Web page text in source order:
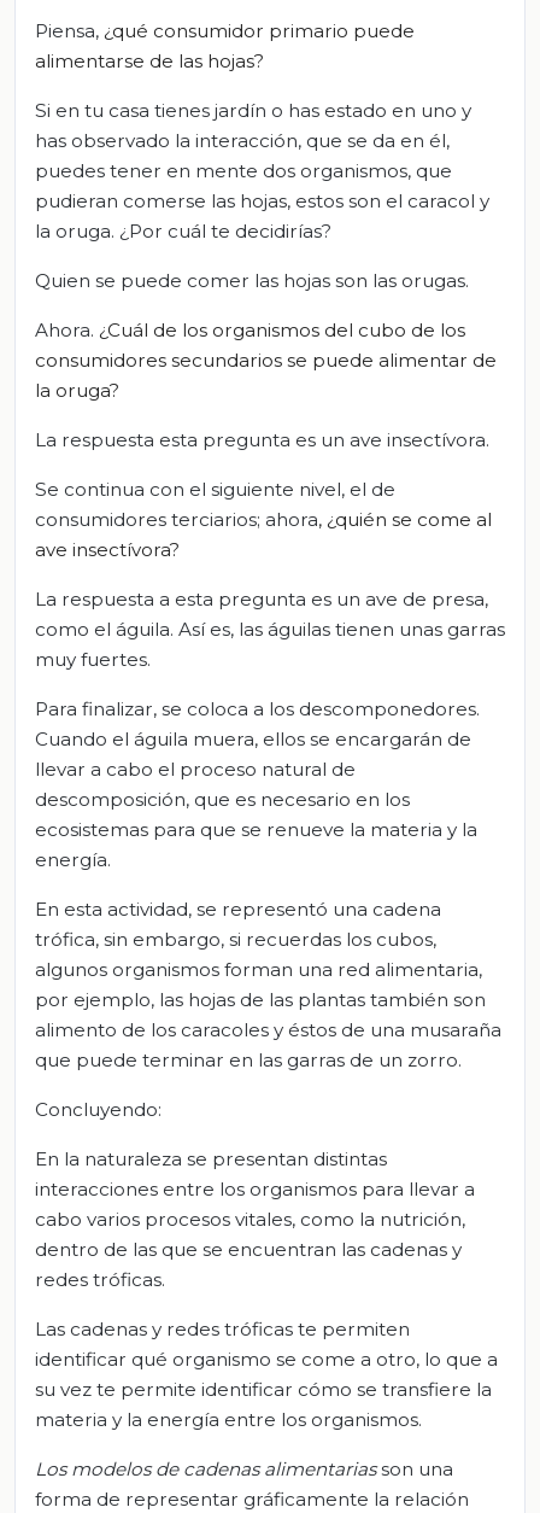
Piensa, ¿qué consumidor primario puede
alimentarse de las hojas?
Si en tu casa tienes jardín o has estado en uno y
has observado la interacción, que se da en él,
puedes tener en mente dos organismos, que
pudieran comerse las hojas, estos son el caracol y
la oruga. ¿Por cuál te decidirías?
Quien se puede comer las hojas son las orugas.
Ahora. ¿Cuál de los organismos del cubo de los
consumidores secundarios se puede alimentar de
la oruga?
La respuesta esta pregunta es un ave insectívora.
Se continua con el siguiente nivel, el de
consumidores terciarios; ahora, ¿quién se come al
ave insectívora?
La respuesta a esta pregunta es un ave de presa,
como el águila. Así es, las águilas tienen unas garras
muy fuertes.
Para finalizar, se coloca a los descomponedores.
Cuando el águila muera, ellos se encargarán de
llevar a cabo el proceso natural de
descomposición, que es necesario en los
ecosistemas para que se renueve la materia y la
energía.
En esta actividad, se representó una cadena
trófica, sin embargo, si recuerdas los cubos,
algunos organismos forman una red alimentaria,
por ejemplo, las hojas de las plantas también son
alimento de los caracoles y éstos de una musaraña
que puede terminar en las garras de un zorro.
Concluyendo:
En la naturaleza se presentan distintas
interacciones entre los organismos para llevar a
cabo varios procesos vitales, como la nutrición,
dentro de las que se encuentran las cadenas y
redes tróficas.
Las cadenas y redes tróficas te permiten
identificar qué organismo se come a otro, lo que a
su vez te permite identificar cómo se transfiere la
materia y la energía entre los organismos.
Los modelos de cadenas alimentariasson una
forma de representar gráficamente la relación